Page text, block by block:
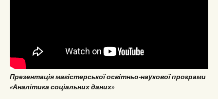
Презентація магістерської освітньо-наукової програми
«Аналітика соціальних даних»